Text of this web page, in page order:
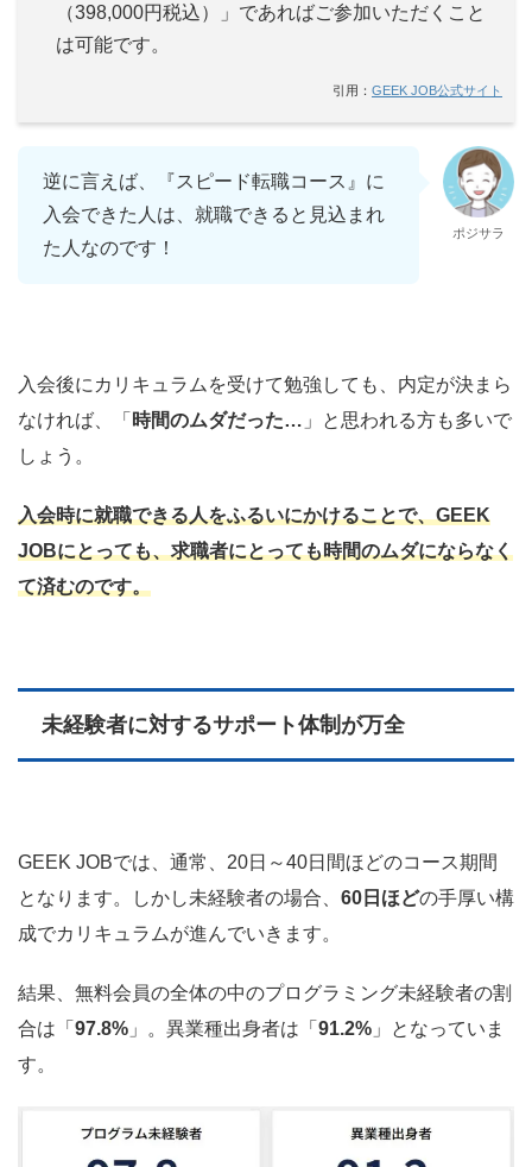
（398,000円税込）」であればご参加いただくこと
は可能です。
引用： GEEK JOB公式サイト
逆に言えば、『スピード転職コース』に
入会できた人は、就職できると見込まれ
た人なのです！
ポジサラ
入会後にカリキュラムを受けて勉強しても、内定が決まら
なければ、「 時間のムダだった… 」と思われる方も多いで
しょう。
入会時に就職できる人をふるいにかけることで、GEEK
JOBにとっても、求職者にとっても時間のムダにならなく
て済むのです。
未経験者に対するサポート体制が万全
GEEK JOBでは、通常、20日～40日間ほどのコース期間
となります。しかし未経験者の場合、 60日ほどの手厚い構
成でカリキュラムが進んでいきます。
結果、無料会員の全体の中のプログラミング未経験者の割
合は「 97.8% 」。異業種出身者は「 91.2% 」となっていま
す。